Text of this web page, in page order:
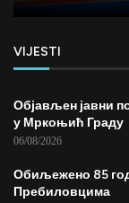
VIJESTI
Објављен јавни
у Мркоњић Граду
06/08/2026
Обиљежено 85
Пребиловцима